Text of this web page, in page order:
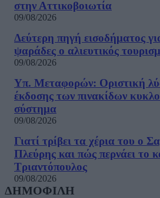
στην Αττικοβοιωτία
09/08/2026
Δεύτερη πηγή εισοδήματος
ψαράδες ο αλιευτικός
09/08/2026
Υπ. Μεταφορών: Οριστική
έκδοσης των πινακίδων
σύστημα
09/08/2026
Γιατί τρίβει τα χέρια του ο
Πλεύρης και πώς περνάει το
Τριαντόπουλος
09/08/2026
ΔΗΜΟΦΙΛΗ